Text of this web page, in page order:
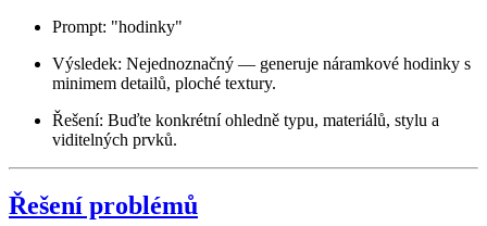
Prompt: "hodinky"
Výsledek: Nejednoznačný — generuje náramkové hodinky s
minimem detailů, ploché textury.
Řešení: Buďte konkrétní ohledně typu, materiálů, stylu a
viditelných prvků.
Řešení problémů